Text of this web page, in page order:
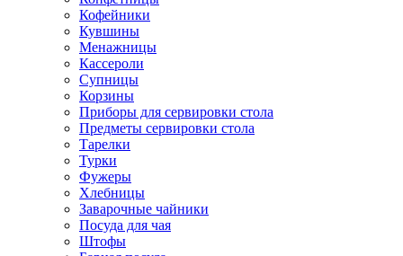
Кофейники
Кувшины
Менажницы
Кассероли
Супницы
Корзины
Приборы для сервировки стола
Предметы сервировки стола
Тарелки
Турки
Фужеры
Хлебницы
Заварочные чайники
Посуда для чая
Штофы